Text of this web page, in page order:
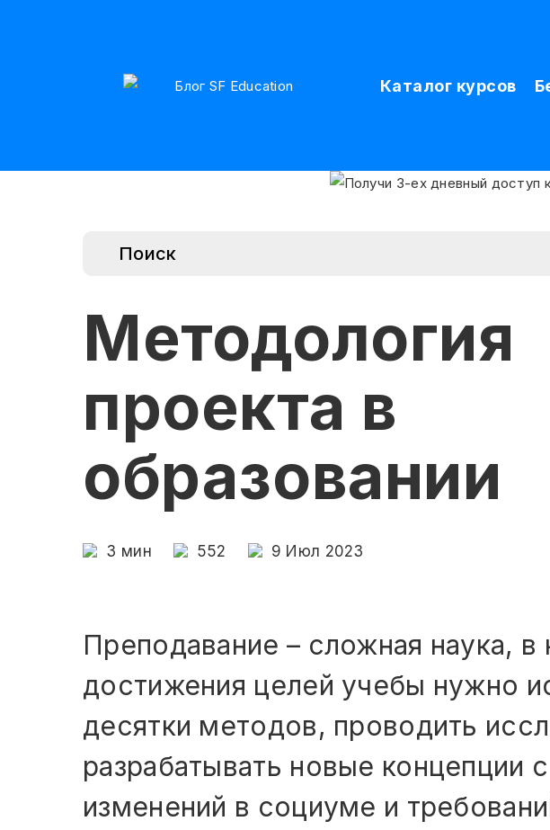
Каталог курсов
Методология
проекта в
образовании
3 мин 552 9 Июл 2023
Преподавание – сложная наука, в
достижения целей учебы нужно
десятки методов, проводить
разрабатывать новые концепции
изменений в социуме и